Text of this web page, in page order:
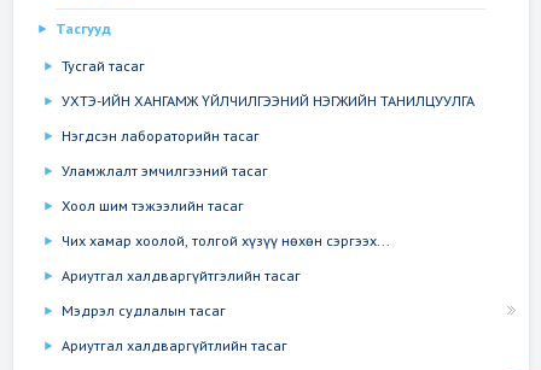
Тасгууд
Тусгай тасаг
УХТЭ-ИЙН ХАНГАМЖ ҮЙЛЧИЛГЭЭНИЙ НЭГЖИЙН ТАНИЛЦУУЛГА
Нэгдсэн лабораторийн тасаг
Уламжлалт эмчилгээний тасаг
Хоол шим тэжээлийн тасаг
Чих хамар хоолой, толгой хүзүү нөхөн сэргээх...
Ариутгал халдваргүйтгэлийн тасаг
Мэдрэл судлалын тасаг
Ариутгал халдваргүйтлийн тасаг